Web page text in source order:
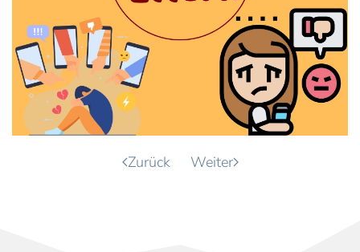
Zurück Weiter